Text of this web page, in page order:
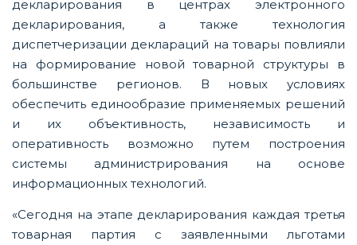
декларирования в центрах электронного
декларирования, а также технология
диспетчеризации деклараций на товары повлияли
на формирование новой товарной структуры в
большинстве регионов. В новых условиях
обеспечить единообразие применяемых решений
и их объективность, независимость и
оперативность возможно путем построения
системы администрирования на основе
информационных технологий.
«Сегодня на этапе декларирования каждая третья
товарная партия с заявленными льготами